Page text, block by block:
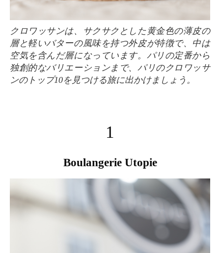
クロワッサンは、サクサクとした黄金色の薄皮の
層と軽いバターの風味を持つ外皮が特徴で、中は
空気を含んだ層になっています。パリの定番から
独創的なバリエーションまで、パリのクロワッサ
ンのトップ10を見つける旅に出かけましょう。
1
Boulangerie Utopie